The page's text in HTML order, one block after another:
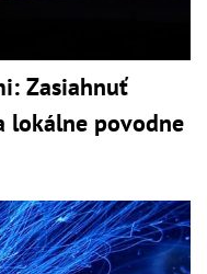
Zasiahnuť
lokálne povodne